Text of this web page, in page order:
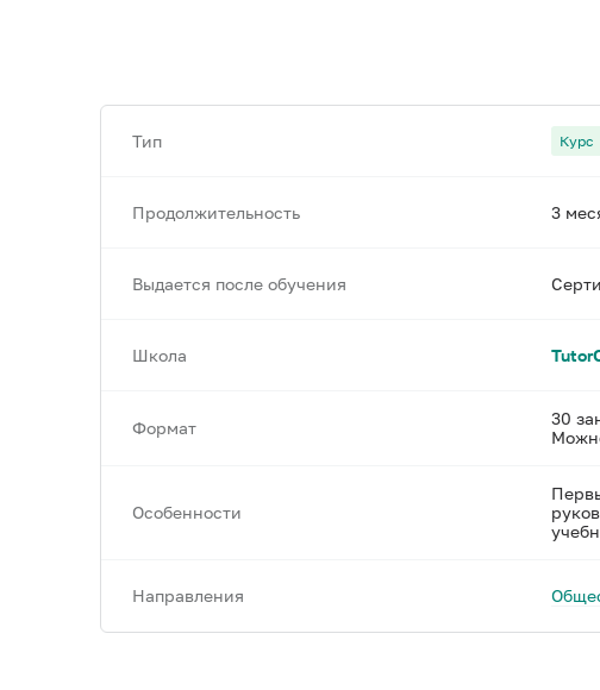
Тип Курс
Продолжительность 3
Выдается после обучения
Школа
Формат
30
Особенности
Направления